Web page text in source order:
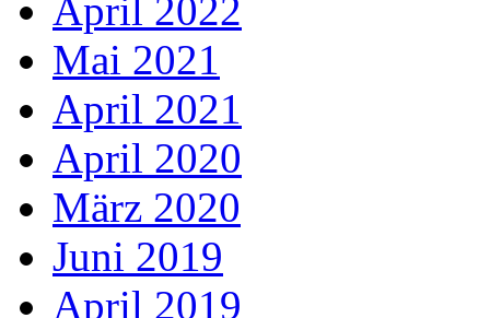
April 2022
Mai 2021
April 2021
April 2020
März 2020
Juni 2019
April 2019